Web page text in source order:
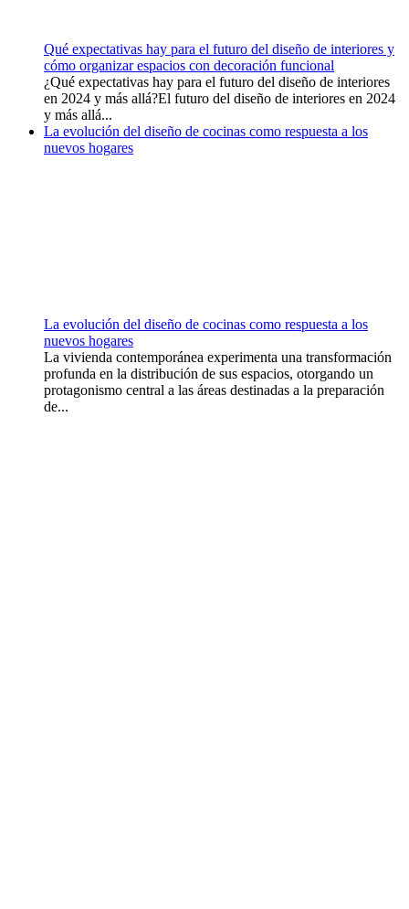
Qué expectativas hay para el futuro del diseño de interiores y
cómo organizar espacios con decoración funcional
¿Qué expectativas hay para el futuro del diseño de interiores
en 2024 y más allá?El futuro del diseño de interiores en 2024
y más allá...
La evolución del diseño de cocinas como respuesta a los
nuevos hogares
La evolución del diseño de cocinas como respuesta a los
nuevos hogares
La vivienda contemporánea experimenta una transformación
profunda en la distribución de sus espacios, otorgando un
protagonismo central a las áreas destinadas a la preparación
de...